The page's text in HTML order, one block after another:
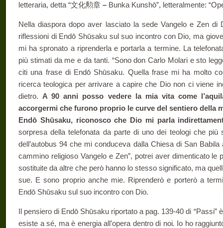
letteraria, detta “文化勲章 – Bunka Kunshō”, letteralmente:
Nella diaspora dopo aver lasciato la sede Vangelo e Zen di
riflessioni di Endō Shūsaku sul suo incontro con Dio, ma
mi ha spronato a riprenderla e portarla a termine. La
più stimati da me e da tanti. “Sono don Carlo Molari e sto
citi una frase di Endō Shūsaku. Quella frase mi ha molto
ricerca teologica per arrivare a capire che Dio non ci viene
dietro. A 90 anni posso vedere la mia vita come
accorgermi che furono proprio le curve del sentiero della
Endō Shūsaku, riconosco che Dio mi parla
sorpresa della telefonata da parte di uno dei teologi che più
dell’autobus 94 che mi conduceva dalla Chiesa di San
cammino religioso Vangelo e Zen”, potrei aver dimenticato le
sostituite da altre che però hanno lo stesso significato, ma
sue. E sono proprio anche mie. Riprenderò e porterò a
Endō Shūsaku sul suo incontro con Dio.
Il pensiero di Endō Shūsaku riportato a pag. 139-40 di “Passi”
esiste a sé, ma è energia all’opera dentro di noi. Io ho